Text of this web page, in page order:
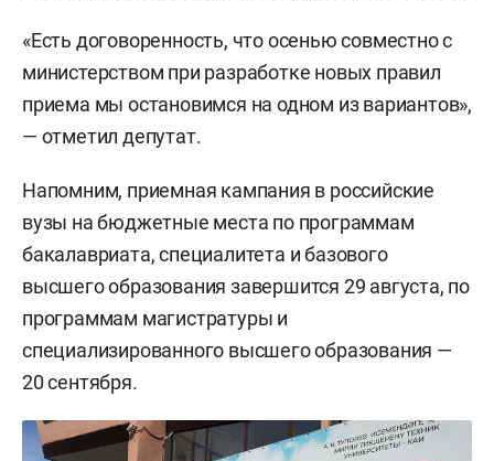
«Есть договоренность, что осенью совместно с
министерством при разработке новых правил
приема мы остановимся на одном из вариантов»,
— отметил депутат.
Напомним, приемная кампания в российские
вузы на бюджетные места по программам
бакалавриата, специалитета и базового
высшего образования завершится 29 августа, по
программам магистратуры и
специализированного высшего образования —
20 сентября.